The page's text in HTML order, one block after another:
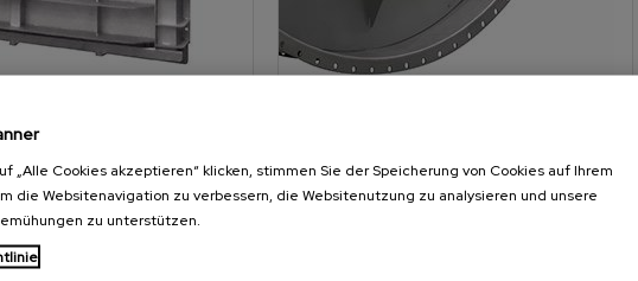
ARMATUREN
Jahren Erfahrung in der
hat ORBINOX ein
„Alle Cookies akzeptieren“ klicken, stimmen Sie der Speicherung von Cookies auf Ihrem
die Websitenavigation zu verbessern, die Websitenutzung zu analysieren und unsere
zu unterstützen.